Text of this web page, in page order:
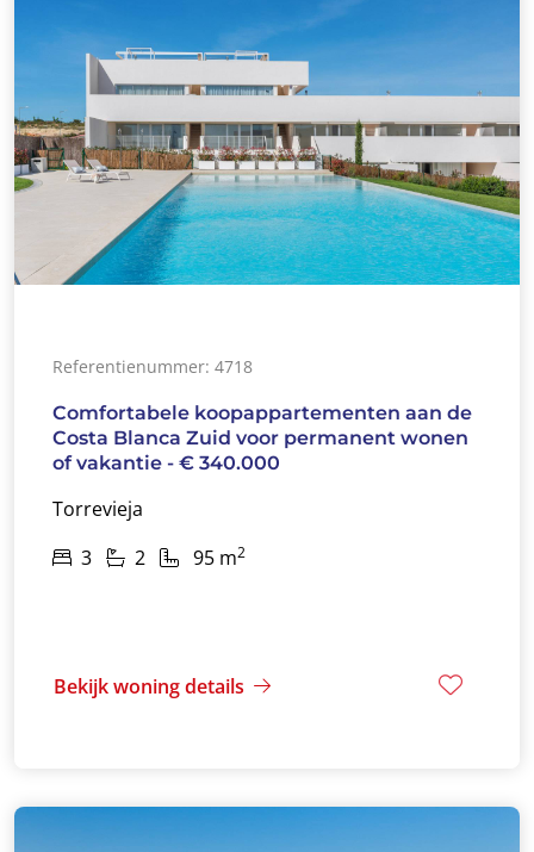
Referentienummer: 4718
Comfortabele koopappartementen aan de
Costa Blanca Zuid voor permanent wonen
of vakantie - € 340.000
Torrevieja
3
2 95 m2
Bekijk woning details